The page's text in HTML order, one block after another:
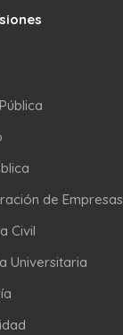
de Empresas
Civil
Universitaria